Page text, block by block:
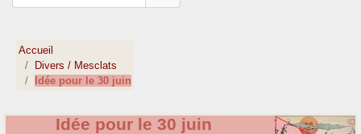
Accueil
Divers / Mesclats
Idée pour le 30 juin
Idée pour le 30 juin